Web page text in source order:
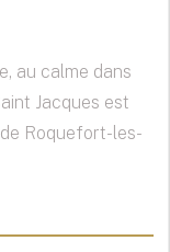
au calme dans
Jacques est
Roquefort-les-